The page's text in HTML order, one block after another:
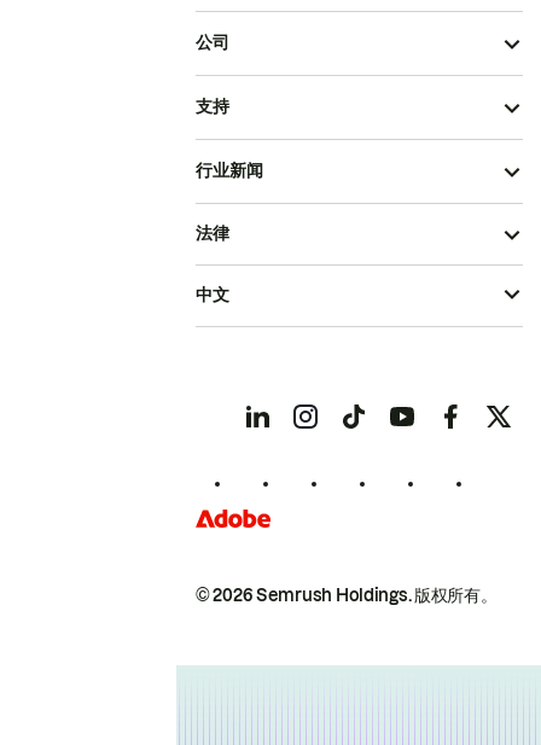
公司
支持
行业新闻
© 2026 Semrush Holdings.版权所有。
法律
中文